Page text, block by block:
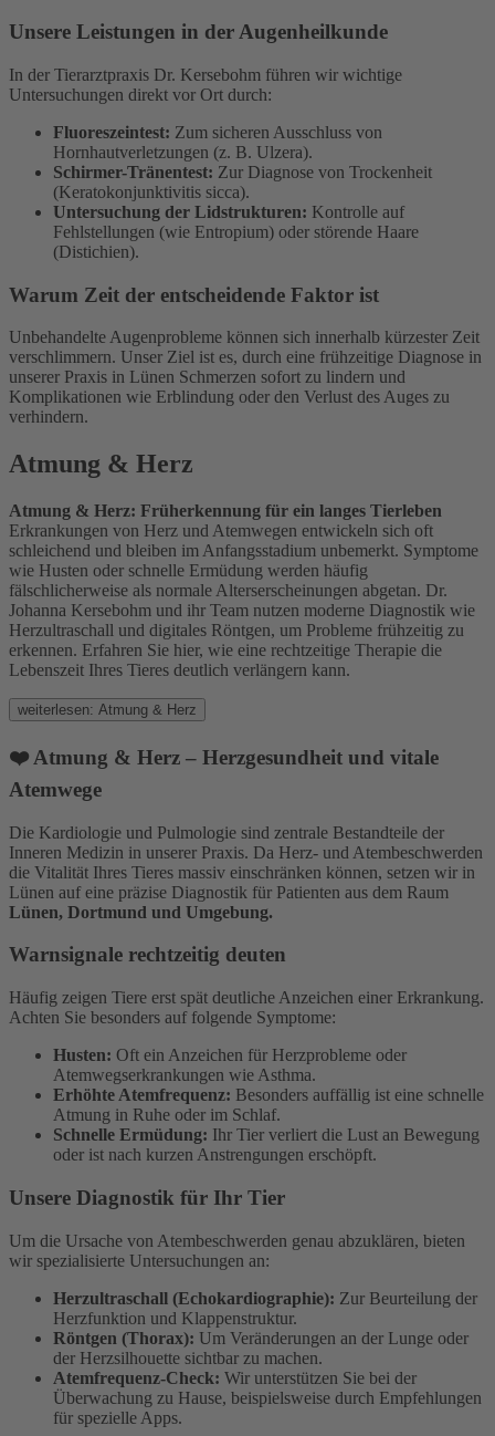
Unsere Leistungen in der Augenheilkunde
In der Tierarztpraxis Dr. Kersebohm führen wir wichtige
Untersuchungen direkt vor Ort durch:
Fluoreszeintest: Zum sicheren Ausschluss von
Hornhautverletzungen (z. B. Ulzera).
Schirmer-Tränentest: Zur Diagnose von Trockenheit
(Keratokonjunktivitis sicca).
Untersuchung der Lidstrukturen: Kontrolle auf
Fehlstellungen (wie Entropium) oder störende Haare
(Distichien).
Warum Zeit der entscheidende Faktor ist
Unbehandelte Augenprobleme können sich innerhalb kürzester Zeit
verschlimmern. Unser Ziel ist es, durch eine frühzeitige Diagnose in
unserer Praxis in Lünen Schmerzen sofort zu lindern und
Komplikationen wie Erblindung oder den Verlust des Auges zu
verhindern.
Atmung & Herz
Atmung & Herz: Früherkennung für ein langes Tierleben
Erkrankungen von Herz und Atemwegen entwickeln sich oft
schleichend und bleiben im Anfangsstadium unbemerkt. Symptome
wie Husten oder schnelle Ermüdung werden häufig
fälschlicherweise als normale Alterserscheinungen abgetan. Dr.
Johanna Kersebohm und ihr Team nutzen moderne Diagnostik wie
Herzultraschall und digitales Röntgen, um Probleme frühzeitig zu
erkennen. Erfahren Sie hier, wie eine rechtzeitige Therapie die
Lebenszeit Ihres Tieres deutlich verlängern kann.
weiterlesen: Atmung & Herz
❤️ Atmung & Herz – Herzgesundheit und vitale
Atemwege
Die Kardiologie und Pulmologie sind zentrale Bestandteile der
Inneren Medizin in unserer Praxis. Da Herz- und Atembeschwerden
die Vitalität Ihres Tieres massiv einschränken können, setzen wir in
Lünen auf eine präzise Diagnostik für Patienten aus dem Raum
Lünen, Dortmund und Umgebung.
Warnsignale rechtzeitig deuten
Häufig zeigen Tiere erst spät deutliche Anzeichen einer Erkrankung.
Achten Sie besonders auf folgende Symptome:
Husten: Oft ein Anzeichen für Herzprobleme oder
Atemwegserkrankungen wie Asthma.
Erhöhte Atemfrequenz: Besonders auffällig ist eine schnelle
Atmung in Ruhe oder im Schlaf.
Schnelle Ermüdung: Ihr Tier verliert die Lust an Bewegung
oder ist nach kurzen Anstrengungen erschöpft.
Unsere Diagnostik für Ihr Tier
Um die Ursache von Atembeschwerden genau abzuklären, bieten
wir spezialisierte Untersuchungen an:
Herzultraschall (Echokardiographie): Zur Beurteilung der
Herzfunktion und Klappenstruktur.
Röntgen (Thorax): Um Veränderungen an der Lunge oder
der Herzsilhouette sichtbar zu machen.
Atemfrequenz-Check: Wir unterstützen Sie bei der
Überwachung zu Hause, beispielsweise durch Empfehlungen
für spezielle Apps.